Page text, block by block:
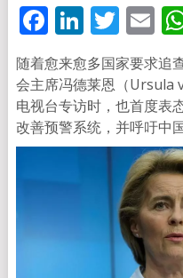
Facebook
随着愈来愈多国家要求追
会主席冯德莱恩（Ursula
电视台专访时，也首度表
改善预警系统，并呼吁中